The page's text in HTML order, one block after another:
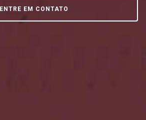
ENTRE EM CONTATO